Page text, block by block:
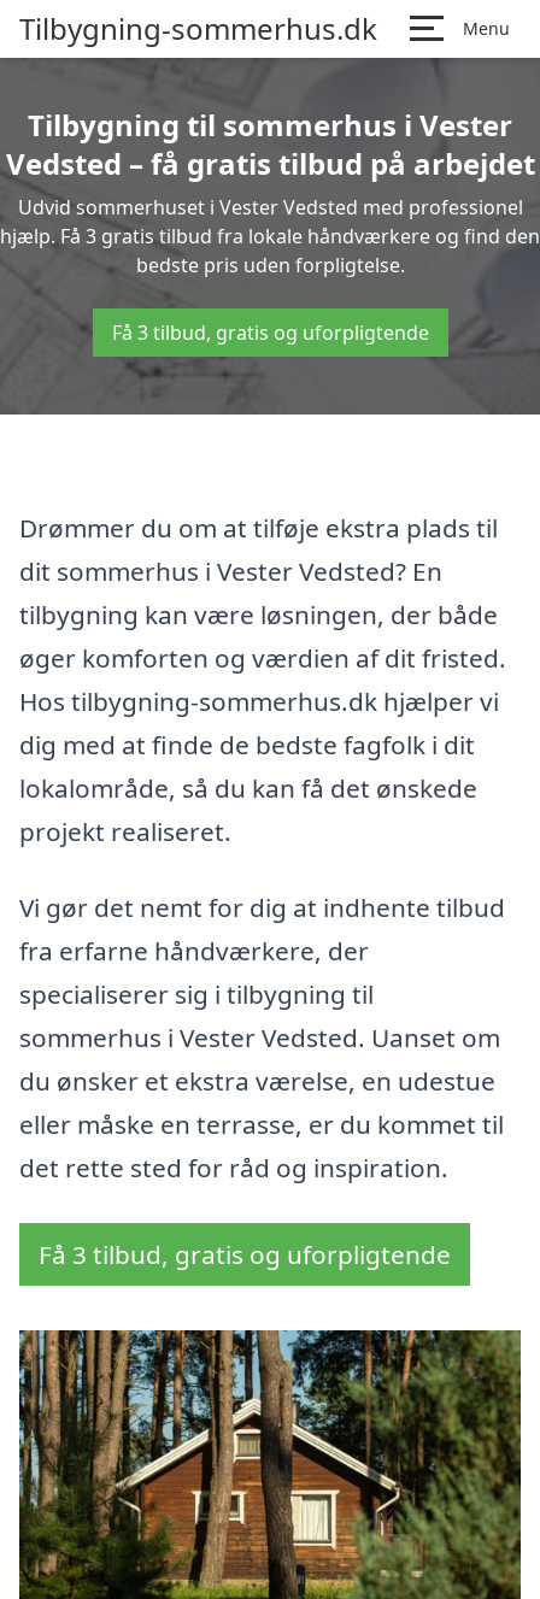
Tilbygning-sommerhus.dk Menu
Tilbygning til sommerhus i Vester
Vedsted – få gratis tilbud på arbejdet
Udvid sommerhuset i Vester Vedsted med professionel
hjælp. Få 3 gratis tilbud fra lokale håndværkere og find den
bedste pris uden forpligtelse.
Få 3 tilbud, gratis og uforpligtende
Drømmer du om at tilføje ekstra plads til
dit sommerhus i Vester Vedsted? En
tilbygning kan være løsningen, der både
øger komforten og værdien af dit fristed.
Hos tilbygning-sommerhus.dk hjælper vi
dig med at finde de bedste fagfolk i dit
lokalområde, så du kan få det ønskede
projekt realiseret.
Vi gør det nemt for dig at indhente tilbud
fra erfarne håndværkere, der
specialiserer sig i tilbygning til
sommerhus i Vester Vedsted. Uanset om
du ønsker et ekstra værelse, en udestue
eller måske en terrasse, er du kommet til
det rette sted for råd og inspiration.
Få 3 tilbud, gratis og uforpligtende